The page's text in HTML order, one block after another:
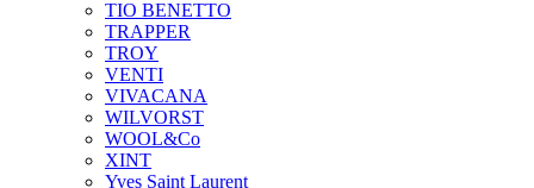
TIO BENETTO
TRAPPER
TROY
VENTI
VIVACANA
WILVORST
WOOL&Co
XINT
Yves Saint Laurent